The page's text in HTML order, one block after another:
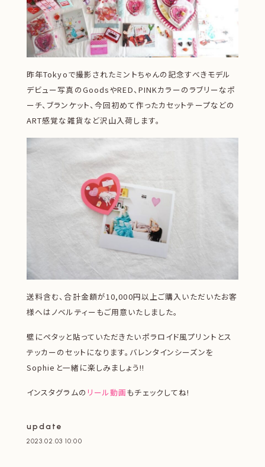
昨年Tokyoで撮影されたミントちゃんの記念すべきモデル
デビュー写真のGoodsやRED、PINKカラーのラブリーなポ
ーチ、ブランケット、今回初めて作ったカセットテープなどの
ART感覚な雑貨など沢山入荷します。
送料含む、合計金額が10,000円以上ご購入いただいたお客
様へはノベルティーもご用意いたしました。
壁にペタッと貼っていただきたいポラロイド風プリントとス
テッカーのセットになります。バレンタインシーズンを
Sophieと一緒に楽しみましょう!!
インスタグラムの リール動画もチェックしてね!
update
2023.02.03 10:00